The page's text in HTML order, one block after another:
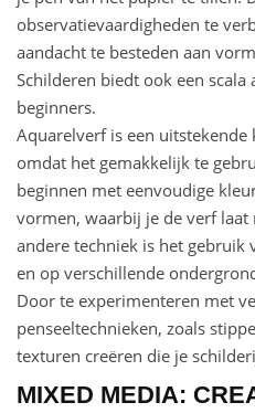
observatievaardigheden te
aandacht te besteden aan
Schilderen biedt ook een
beginners.
Aquarelverf is een
omdat het gemakkelijk te
beginnen met eenvoudige
vormen, waarbij je de verf laat
andere techniek is het gebruik
en op verschillende
Door te experimenteren met
penseeltechnieken, zoals
texturen creëren die je
MIXED MEDIA: